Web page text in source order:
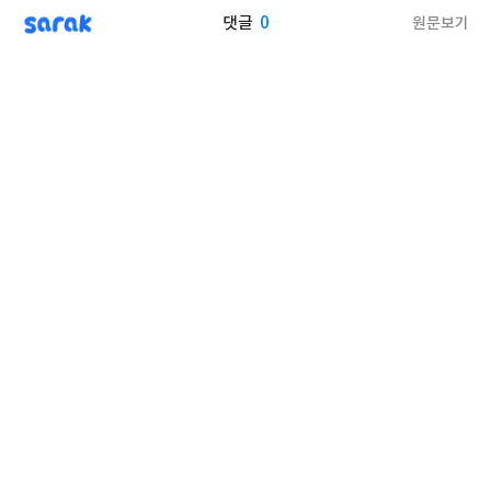
sarak 댓글 0 원문보기